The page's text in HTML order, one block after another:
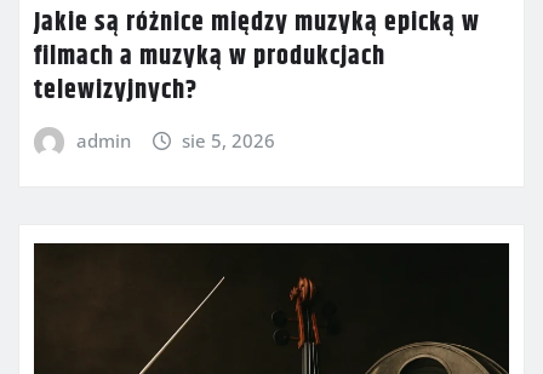
Jakie są różnice między muzyką epicką w
filmach a muzyką w produkcjach
telewizyjnych?
admin sie 5, 2026